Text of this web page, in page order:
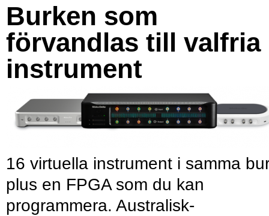
Burken som
förvandlas till valfria
instrument
16 virtuella instrument i samma
plus en FPGA som du kan
programmera. Australisk-